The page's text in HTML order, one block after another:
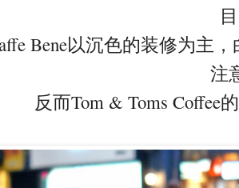
目
Bene以沉色的装修为主
注
反而Tom & Toms Coffee